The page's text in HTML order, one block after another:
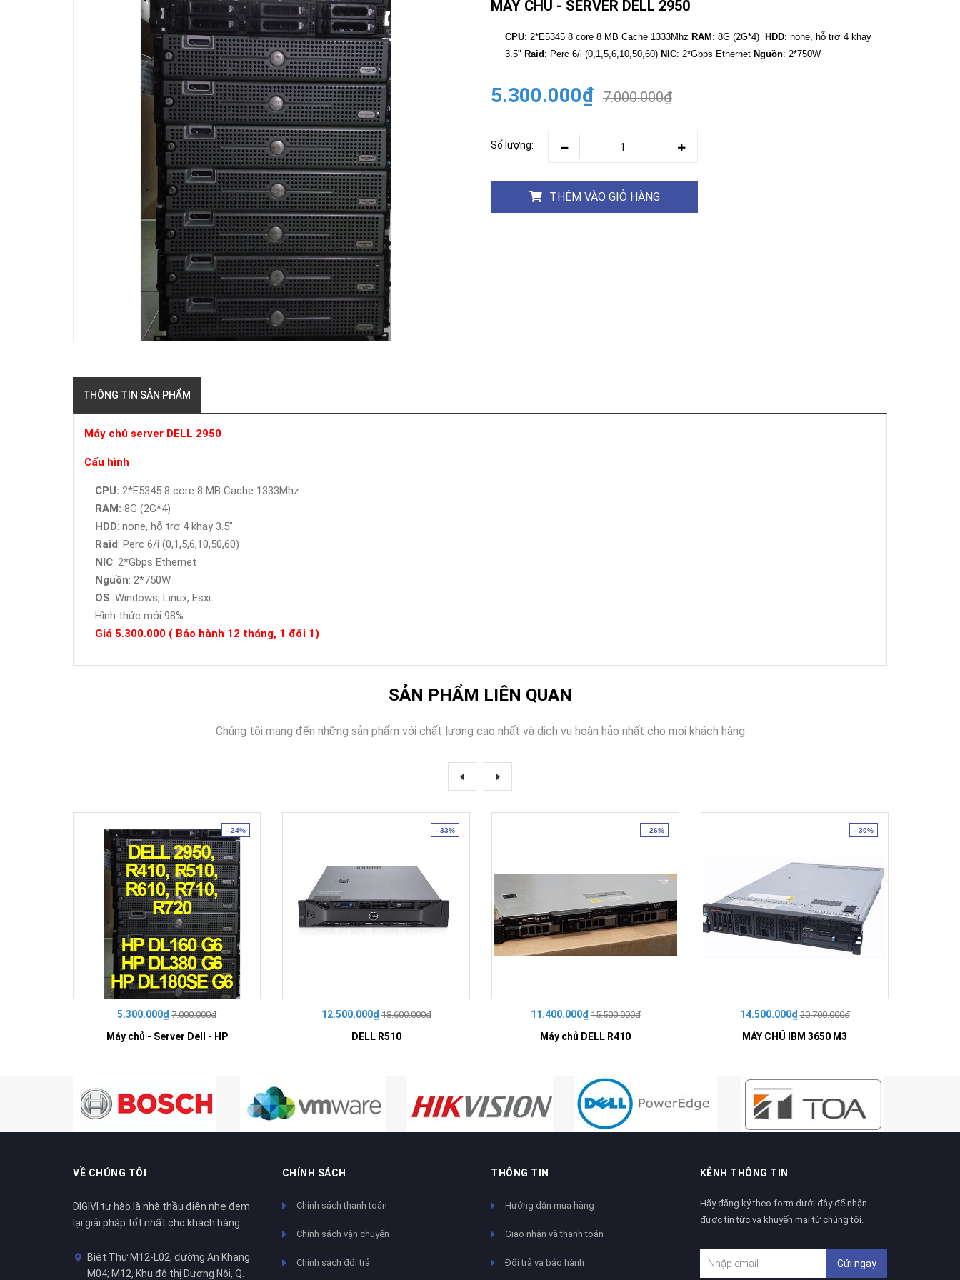
ĐỘNG
Hikvision
Tiandy
HỌP
KHÓA
MÁY CHỦ - SERVER DELL 2950
CPU: 2*E5345 8 core 8 MB Cache 1333Mhz RAM: 8G (2G*4) HDD: none, hỗ trợ 4 khay
3.5" Raid : Perc 6/i (0,1,5,6,10,50,60) NIC: 2*Gbps Ethernet Nguồn: 2*750W
5.300.000₫ 7.000.000₫
Số lượng:
THÊM VÀO GIỎ HÀNG
THÔNG TIN SẢN PHẨM
Máy chủ server DELL 2950
Cấu hình
CPU: 2*E5345 8 core 8 MB Cache 1333Mhz
RAM: 8G (2G*4)
HDD: none, hỗ trợ 4 khay 3.5"
Raid: Perc 6/i (0,1,5,6,10,50,60)
NIC: 2*Gbps Ethernet
Nguồn: 2*750W
OS: Windows, Linux, Esxi...
Hình thức mới 98%
Giá 5.300.000 ( Bảo hành 12 tháng, 1 đổi 1)
SẢN PHẨM LIÊN QUAN
Chúng tôi mang đến những sản phẩm với chất lượng cao nhất và dịch vụ hoàn hảo nhất cho mọi khách hàng
- 24%
5.300.000₫ 7.000.000₫
Máy chủ - Server Dell - HP
- 33%
12.500.000₫18.600.000₫
DELL R510
- 26%
11.400.000₫15.500.000₫
Máy chủ DELL R410
- 30%
14.500.000₫20.700.000₫
MÁY CHỦ IBM 3650 M3
VỀ CHÚNG TÔI
DIGIVI tự hào là nhà thầu điện nhẹ đem
lại giải pháp tốt nhất cho khách hàng
Biệt Thự M12-L02, đường An Khang
M04; M12, Khu đô thị Dương Nội, Q.
CHÍNH SÁCH
Chính sách thanh toán
Chính sách vận chuyển
Chính sách đổi trả
THÔNG TIN
Hướng dẫn mua hàng
Giao nhận và thanh toán
Đổi trả và bảo hành
KÊNH THÔNG TIN
Hãy đăng ký theo form dưới đây để nhận
được tin tức và khuyến mại từ chúng tôi.
Gửi ngay